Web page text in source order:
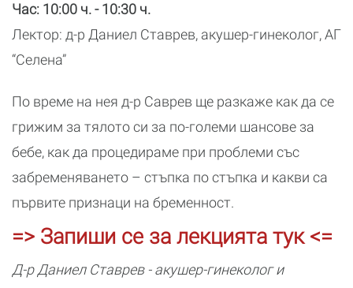
Час: 10:00 ч. - 10:30 ч.
Лектор: д-р Даниел Ставрев, акушер-гинеколог, АГ
“Селена”
По време на нея д-р Саврев ще разкаже как да се
грижим за тялото си за по-големи шансове за
бебе, как да процедираме при проблеми със
забременяването – стъпка по стъпка и какви са
първите признаци на бременност.
=> Запиши се за лекцията тук <=
Д-р Даниел Ставрев - акушер-гинеколог и